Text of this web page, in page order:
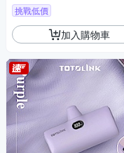
挑戰低價
加入購物車